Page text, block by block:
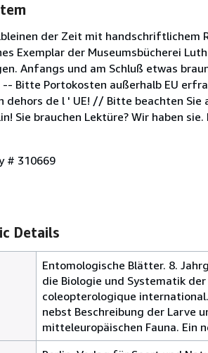
der Zeit mit
Exemplar der Museumsbücherei
Anfangs und am Schluß etwas
Bitte Portokosten außerhalb EU
dehors de l ' UE! // Bitte beachten Sie
Sie brauchen Lektüre? Wir haben
# 310669
Details
Entomologische Blätter. 8.
die Biologie und Systematik
coleopterologique
nebst Beschreibung der Larve
mitteleuropäischen Fauna. Ein